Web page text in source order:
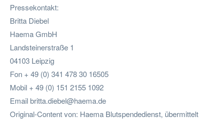
Pressekontakt:
Britta Diebel
Haema GmbH
Landsteinerstraße 1
04103 Leipzig
Fon + 49 (0) 341 478 30 16505
Mobil + 49 (0) 151 2155 1092
Emailbritta.diebel@haema.de
Original-Content von: Haema Blutspendedienst, übermittelt